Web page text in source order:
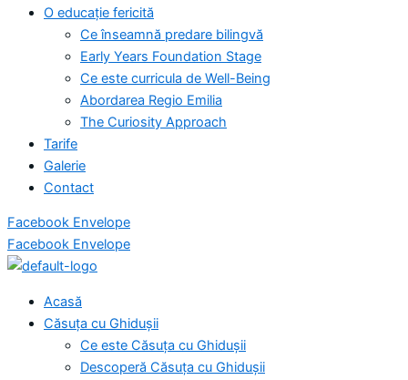
O educație fericită
Ce înseamnă predare bilingvă
Early Years Foundation Stage
Ce este curricula de Well-Being
Abordarea Regio Emilia
The Curiosity Approach
Tarife
Galerie
Contact
Facebook Envelope
Facebook Envelope
Acasă
Căsuța cu Ghidușii
Ce este Căsuța cu Ghidușii
Descoperă Căsuța cu Ghidușii